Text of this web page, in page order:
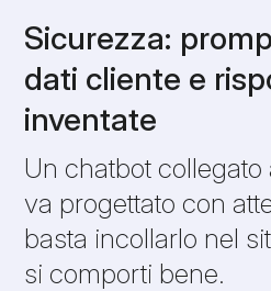
Sicurezza:
dati cliente e
inventate
Un chatbot collegato
va progettato con
basta incollarlo nel
si comporti bene.